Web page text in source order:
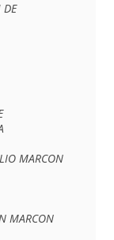
MARCON
MARCON